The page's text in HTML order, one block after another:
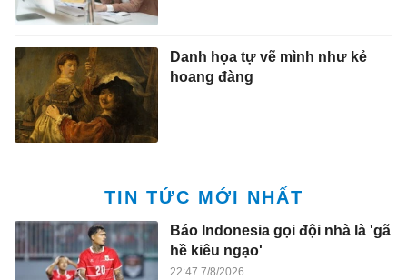
Danh họa tự vẽ mình như kẻ
hoang đàng
TIN TỨC MỚI NHẤT
Báo Indonesia gọi đội nhà là 'gã
hề kiêu ngạo'
22:47 7/8/2026